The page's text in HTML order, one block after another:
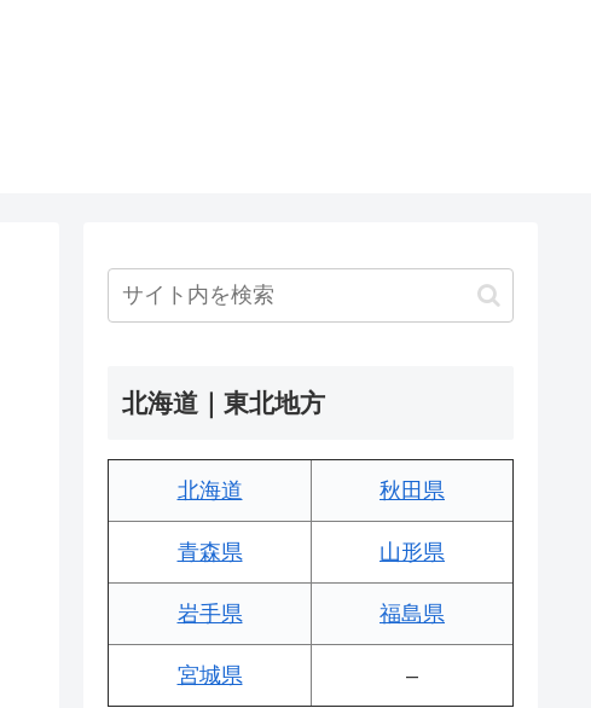
北海道｜東北地方
北海道 秋田県
青森県 山形県
岩手県 福島県
宮城県 –